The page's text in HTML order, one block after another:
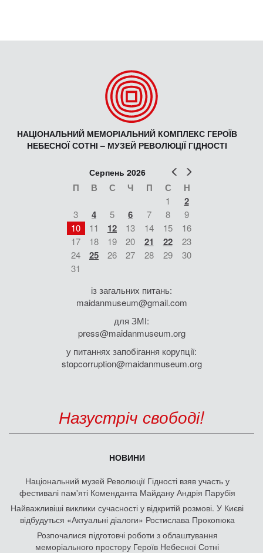
НАЦІОНАЛЬНИЙ МЕМОРІАЛЬНИЙ КОМПЛЕКС ГЕРОЇВ
НЕБЕСНОЇ СОТНІ – МУЗЕЙ РЕВОЛЮЦІЇ ГІДНОСТІ
Попер
Серпень 2026
П В С Ч П С Н
1 2
3 4 5 6 7 8
9
10
11 12 13 14 15
16
17
18 19 20 21 22
23
24
25 26 27 28 29
30
31
із загальних питань:
maidanmuseum@gmail.com
для ЗМІ:
press@maidanmuseum.org
у питаннях запобігання корупції:
stopcorruption@maidanmuseum.org
Назустріч свободі!
НОВИНИ
Національний музей Революції Гідності взяв участь у
фестивалі пам'яті Коменданта Майдану Андрія Парубія
Найважливіші виклики сучасності у відкритій розмові. У Києві
відбудуться «Актуальні діалоги» Ростислава Прокопюка
Розпочалися підготовчі роботи з облаштування
меморіального простору Героїв Небесної Сотні